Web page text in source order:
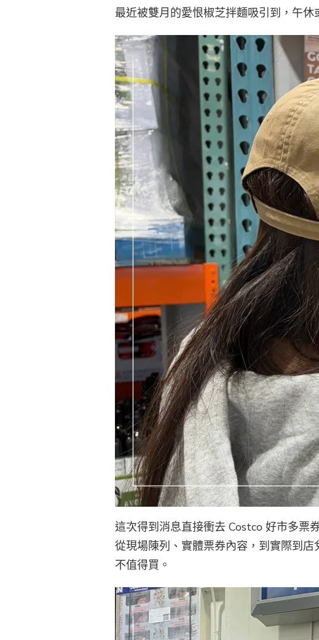
最近被雙月的愛恨椒芝拌麵吸引到，午休
這次得到消息直接衝去 Costco 好市多票
從現場陳列、實體票券內容，到實際到
不值得買。